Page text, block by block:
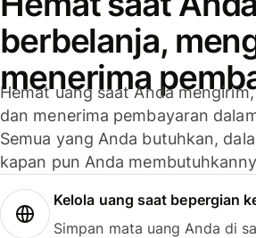
berbelanja,
menerima
Hemat uang saat Anda
dan menerima pembayaran
Semua yang Anda butuhkan,
kapan pun Anda
Kelola uang saat bepergian
Simpan mata uang Anda di